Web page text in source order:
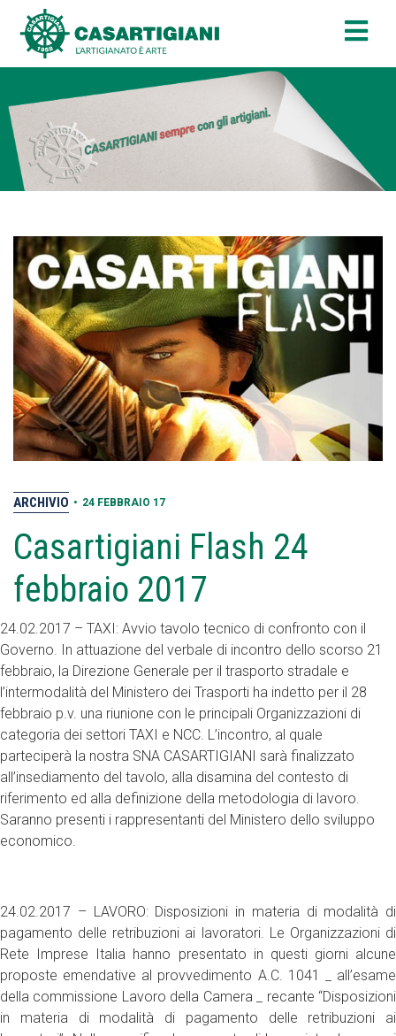
ARCHIVIO • 24 FEBBRAIO 17
Casartigiani Flash 24
febbraio 2017
24.02.2017 – TAXI: Avvio tavolo tecnico di confronto con il
Governo. In attuazione del verbale di incontro dello scorso 21
febbraio, la Direzione Generale per il trasporto stradale e
l’intermodalità del Ministero dei Trasporti ha indetto per il 28
febbraio p.v. una riunione con le principali Organizzazioni di
categoria dei settori TAXI e NCC. L’incontro, al quale
parteciperà la nostra SNA CASARTIGIANI sarà finalizzato
all’insediamento del tavolo, alla disamina del contesto di
riferimento ed alla definizione della metodologia di lavoro.
Saranno presenti i rappresentanti del Ministero dello sviluppo
economico.
24.02.2017 – LAVORO: Disposizioni in materia di modalità di
pagamento delle retribuzioni ai lavoratori. Le Organizzazioni di
Rete Imprese Italia hanno presentato in questi giorni alcune
proposte emendative al provvedimento A.C. 1041 _ all’esame
della commissione Lavoro della Camera _ recante “Disposizioni
in materia di modalità di pagamento delle retribuzioni ai